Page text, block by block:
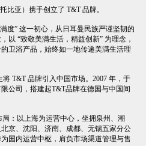
比亚）携手创立了 T&T 品牌。
度” 这一初心，从日耳曼民族严谨坚韧的
以 “致敬美满生活，精益创新” 为理念，
卫浴产品，始终如一地传递美满生活理
T&T 品牌引入中国市场。2007 年，于
公司，搭建起T&T品牌在德国与中国间
：以上海为运营中心，坐拥泉州、潮
京、沈阳、济南、成都、无锡五家分公
国内运营中枢，肩负市场渠道管理与售